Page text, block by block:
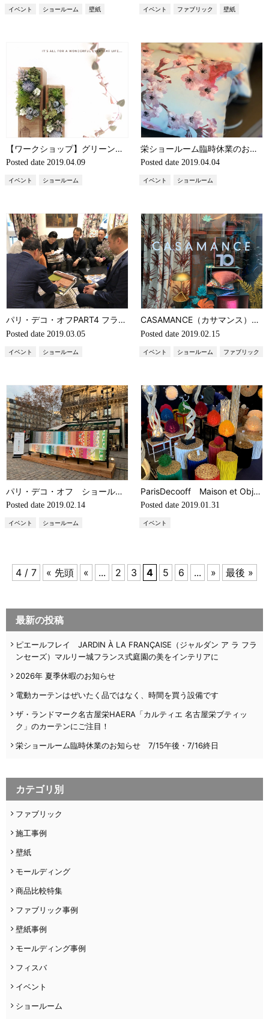
イベント ショールーム 壁紙 イベント ファブリック 壁紙
【ワークショップ】グリーンアレンジメントのブックエンドを作りましょう
Posted date 2019.04.09
イベント ショールーム
栄ショールーム臨時休業のお知らせ（4/5）
Posted date 2019.04.04
イベント ショールーム
パリ・デコ・オフPART4 フランスで世界で大人気ファブリック！！PIERRE FREY（ピエールフレイ）のパリショールーム （フランスインテリアファブリック）
Posted date 2019.03.05
イベント ショールーム
CASAMANCE（カサマンス）新作プレゼンテーションのご案内（フランスファブリック・プレゼンテーション）
Posted date 2019.02.15
イベント ショールーム ファブリック
パリ・デコ・オフ ショールーム巡り2019 PART3（輸入ファブリック・輸入壁紙・海外インテリア）
Posted date 2019.02.14
イベント ショールーム
ParisDecooff Maison et Objet パリ視察ツアー PART2 （海外インテリア・輸入壁紙・輸入ファブリック）
Posted date 2019.01.31
イベント
4 / 7 « 先頭 « ... 2 3 4 5 6 ... » 最後 »
最新の投稿
ピエールフレイ JARDIN À LA FRANÇAISE（ジャルダン ア ラ フラ
ンセーズ）マルリー城フランス式庭園の美をインテリアに
2026年 夏季休暇のお知らせ
電動カーテンはぜいたく品ではなく、時間を買う設備です
ザ・ランドマーク名古屋栄HAERA「カルティエ 名古屋栄ブティッ
ク」のカーテンにご注目！
栄ショールーム臨時休業のお知らせ 7/15午後・7/16終日
カテゴリ別
ファブリック
施工事例
壁紙
モールディング
商品比較特集
ファブリック事例
壁紙事例
モールディング事例
フィスバ
イベント
ショールーム